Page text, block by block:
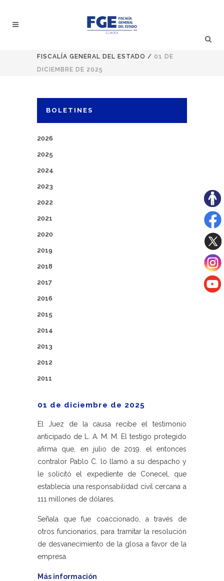
FISCALÍA GENERAL DEL ESTADO / 01 DE
DICIEMBRE DE 2025
BOLETINES
2026
2025
2024
2023
2022
2021
2020
2019
2018
2017
2016
2015
2014
2013
2012
2011
01 de diciembre de 2025
El Juez de la causa recibe el testimonio
anticipado de L. A. M. M. El testigo protegido
afirma que, en julio de 2019, el entonces
contralor Pablo C. lo llamó a su despacho y
le solicitó el expediente de Conecel, que
establecía una responsabilidad civil cercana a
111 millones de dólares.
Señala que fue coaccionado, a través de
otros funcionarios, para tramitar la resolución
de desvanecimiento de la glosa a favor de la
empresa.
Más información